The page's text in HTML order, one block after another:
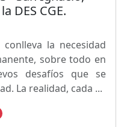
DES CGE.
la necesidad
sobre todo en
desafíos que se
La realidad, cada ...